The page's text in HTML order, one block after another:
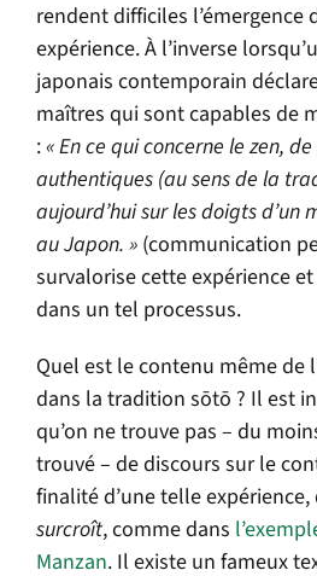
rendent difficiles l’émergence
expérience. À l’inverse
japonais contemporain
maîtres qui sont capables de
:« En ce qui concerne le zen,
authentiques (au sens de la
aujourd’hui sur les doigts d’un
au Japon. »(communication
survalorise cette expérience et
dans un tel processus.
Quel est le contenu même de
dans la tradition sōtō ? Il est
qu’on ne trouve pas – du
trouvé– de discours sur le
finalité d’une telle
surcroît, comme dans
Manzan. Il existe un fameux